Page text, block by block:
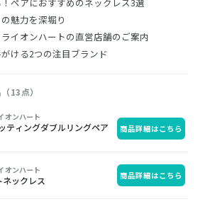
ペアにおすすめのネックレス3選
魅力を深堀り
イオンハートの直営店舗のご案内
ける2つの注目ブランド
13点）
オンハート
ティングダブルリングペア
商品詳細はこちら
オンハート
ネックレス 商品詳細はこちら